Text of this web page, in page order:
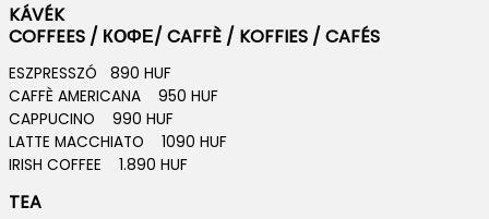
KÁVÉK
COFFEES / КОФЕ/ CAFFÈ / KOFFIES / CAFÉS
ESZPRESSZÓ 890 HUF
CAFFÈ AMERICANA 950 HUF
CAPPUCINO 990 HUF
LATTE MACCHIATO 1090 HUF
IRISH COFFEE 1.890 HUF
TEA